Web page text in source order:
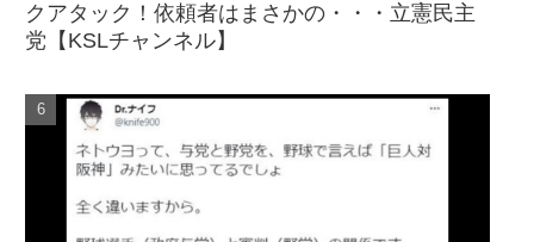
クアタック！依頼者はまさかの・・・立憲民主
党【KSLチャンネル】